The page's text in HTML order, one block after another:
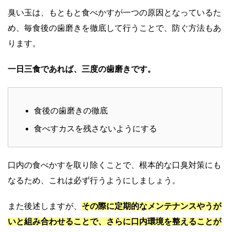
臭い玉は、もともと食べかすが一つの原因となっているた
め、毎食後の歯磨きを徹底して行うことで、防ぐ方法もあ
ります。
一日三食であれば、三度の歯磨きです。
食後の歯磨きの徹底
食べすカスを残さないようにする
口内の食べかすを取り除くことで、根本的な口臭対策にも
なるため、これは必ず行うようにしましょう。
また後述しますが、 その際に定期的なメンテナンスやうが
いと組み合わせることで、さらに口内環境を整えることが